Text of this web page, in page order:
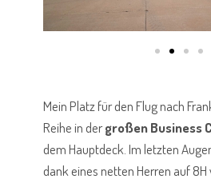
Mein Platz für den Flug nach
Reihe in dergroßen Business
dem Hauptdeck. Im letzten
dank eines netten Herren auf 8H